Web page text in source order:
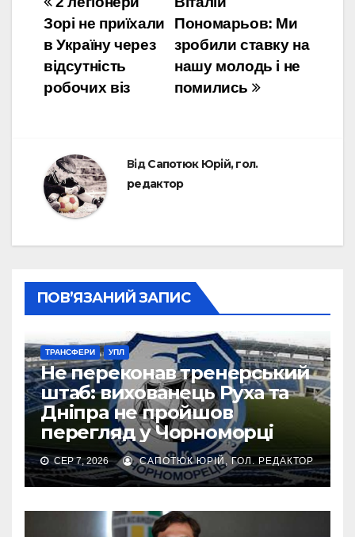
записів
Пономарьов: Ми
зробили ставку на
нашу молодь і не
помились
Зорі не приїхали
в Україну через
відсутність
робочих віз
ВідСапотюк Юрій, гол.
редактор
ПОВ’ЯЗАНИЙ ЗАПИС
ТРАНСФЕРИ УПЛ
Не переконав тренерський
штаб: вихованець Руха та
Дніпра не пройшов
перегляд у Чорноморці
СЕР 7, 2026 САПОТЮК ЮРІЙ, ГОЛ. РЕДАКТОР